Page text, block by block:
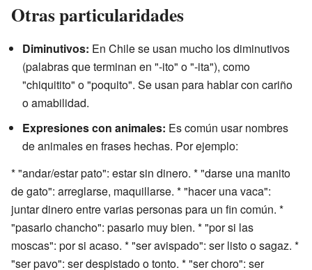
Otras particularidades
Diminutivos: En Chile se usan mucho los diminutivos
(palabras que terminan en "-ito" o "-ita"), como
"chiquitito" o "poquito". Se usan para hablar con cariño
o amabilidad.
Expresiones con animales: Es común usar nombres
de animales en frases hechas. Por ejemplo:
* "andar/estar pato": estar sin dinero. * "darse una manito
de gato": arreglarse, maquillarse. * "hacer una vaca":
juntar dinero entre varias personas para un fin común. *
"pasarlo chancho": pasarlo muy bien. * "por si las
moscas": por si acaso. * "ser avispado": ser listo o sagaz. *
"ser pavo": ser despistado o tonto. * "ser choro": ser